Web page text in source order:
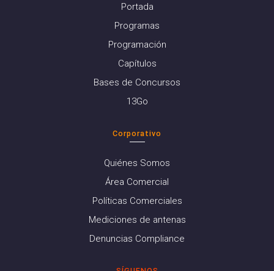
Portada
Programas
Programación
Capítulos
Bases de Concursos
13Go
Corporativo
Quiénes Somos
Área Comercial
Políticas Comerciales
Mediciones de antenas
Denuncias Compliance